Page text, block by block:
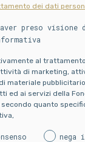
dei dati
preso visione
al
di marketing,
materiale
ed ai servizi della
quanto
nega